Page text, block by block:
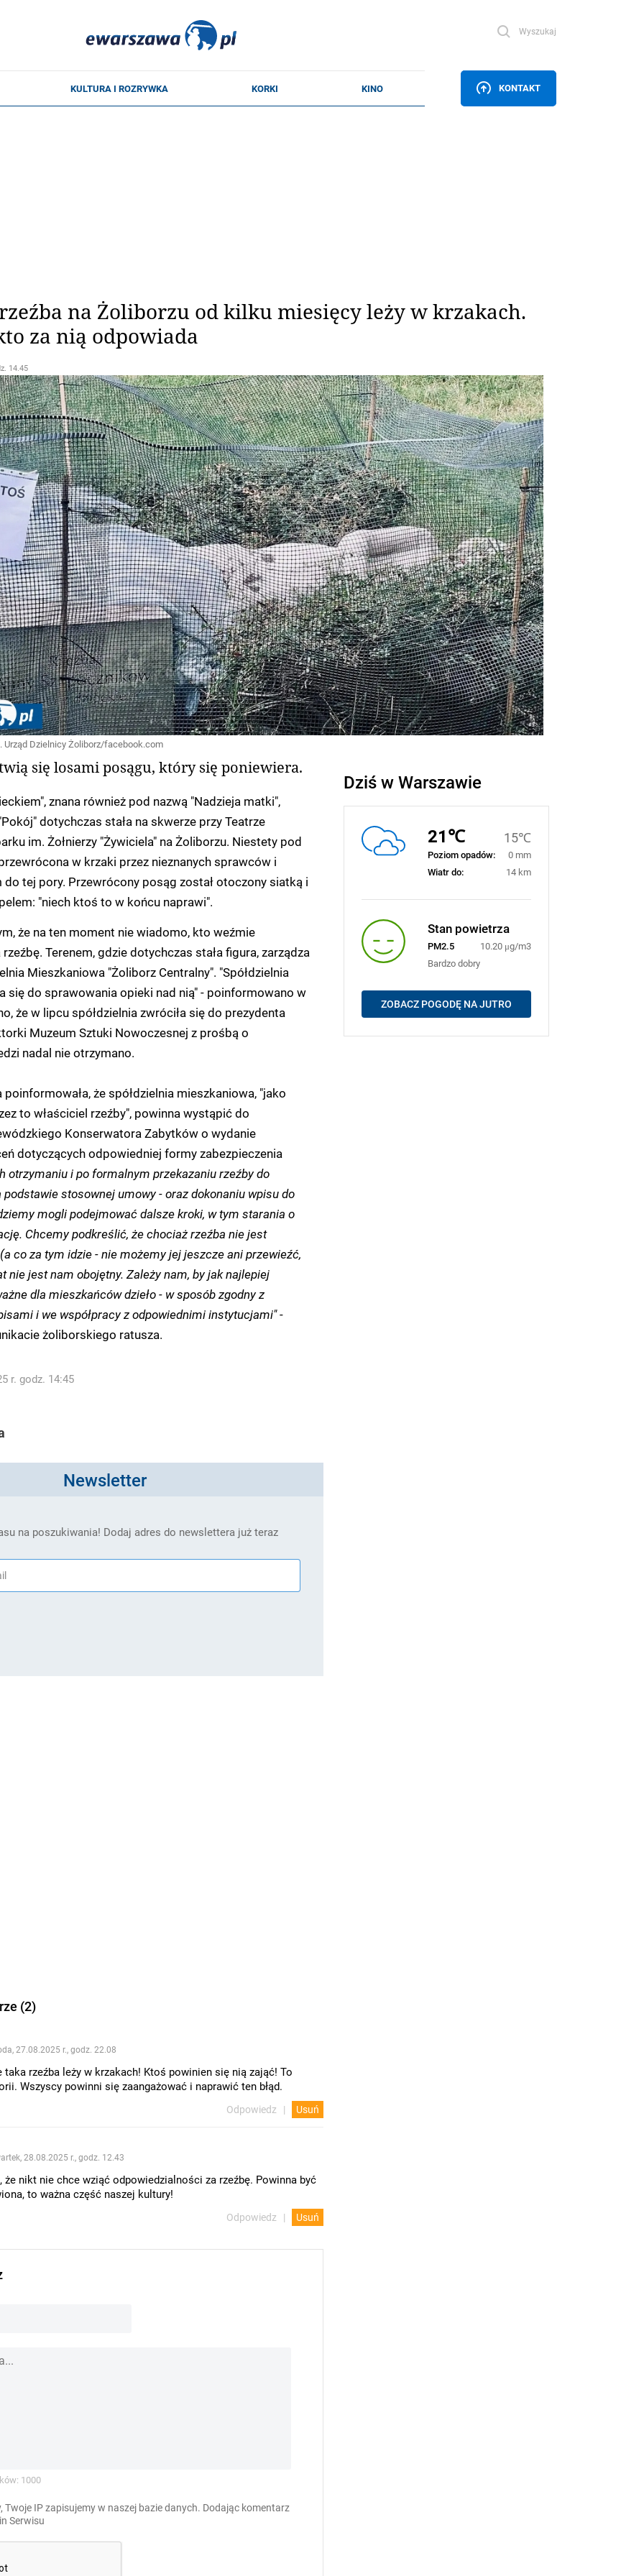
Wyszukaj
KONTAKT
na Żoliborzu od kilku miesięcy leży w krzakach.
za nią odpowiada
14.45
Urząd Dzielnicy Żoliborz/facebook.com
się losami posągu, który się poniewiera.
znana również pod nazwą "Nadzieja matki",
dotychczas stała na skwerze przy Teatrze
im. Żołnierzy "Żywiciela" na Żoliborzu. Niestety pod
w krzaki przez nieznanych sprawców i
tej pory. Przewrócony posąg został otoczony siatką i
"niech ktoś to w końcu naprawi".
że na ten moment nie wiadomo, kto weźmie
Terenem, gdzie dotychczas stała figura, zarządza
Mieszkaniowa "Żoliborz Centralny". "Spółdzielnia
się do sprawowania opieki nad nią" - poinformowano w
że w lipcu spółdzielnia zwróciła się do prezydenta
Muzeum Sztuki Nowoczesnej z prośbą o
nadal nie otrzymano.
że spółdzielnia mieszkaniowa, "jako
to właściciel rzeźby", powinna wystąpić do
Konserwatora Zabytków o wydanie
dotyczących odpowiedniej formy zabezpieczenia
otrzymaniu i po formalnym przekazaniu rzeźby do
stosownej umowy - oraz dokonaniu wpisu do
mogli podejmować dalsze kroki, w tym starania o
Chcemy podkreślić, że chociaż rzeźba nie jest
co za tym idzie - nie możemy jej jeszcze ani przewieźć,
nie jest nam obojętny. Zależy nam, by jak najlepiej
dla mieszkańców dzieło - w sposób zgodny z
i we współpracy z odpowiednimi instytucjami"-
żoliborskiego ratusza.
r. godz. 14:45
Newsletter
na poszukiwania! Dodaj adres do newslettera już teraz
(2)
27.08.2025 r., godz. 22.08
taka rzeźba leży w krzakach! Ktoś powinien się nią zająć! To
Wszyscy powinni się zaangażować i naprawić ten błąd.
Odpowiedz Usuń
28.08.2025 r., godz. 12.43
że nikt nie chce wziąć odpowiedzialności za rzeźbę. Powinna być
to ważna część naszej kultury!
Odpowiedz Usuń
1000
Twoje IP zapisujemy w naszej bazie danych. Dodając komentarz
Serwisu
Dziś w Warszawie
21℃ 15℃
Poziom opadów:
0 mm
Wiatr do:
14 km
Stan powietrza
PM2.5
10.20 μg/m3
Bardzo dobry
ZOBACZ POGODĘ NA JUTRO